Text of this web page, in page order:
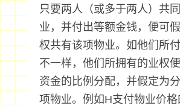
只要两人（或多于两人）共
业，并付出等额金钱，便可
权共有该项物业。如他们所
不一样，他们所拥有的业权
资金的比例分配，并假定为
项物业。例如H支付物业价